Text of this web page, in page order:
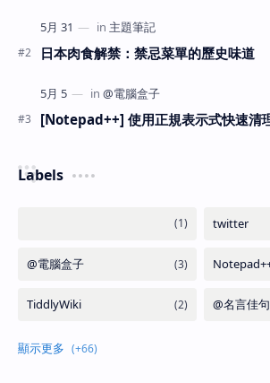
日本肉食解禁：禁忌菜單的歷史味道
[Notepad++] 使用正規表示式快速清
Labels